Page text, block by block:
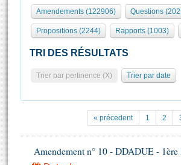
577 députés
Groupes politiques
Commissions et autres organes
Europe et International
Pétitions
Projets de loi
Organisation de l'Assemblée
Présidence Conférence des Présidents
Statistiques et chiffres clés
Documents de référence
( Constitution | Règlement de l'Assemblée
Visite virtuelle du palais Bourbon
Assister à une séance
La Bibliothèque
Contacts et plan d'accès
Amendements (122906) Questions
Propositions (2244) Rapports (1003)
TRI DES RÉSULTATS
Trier par pertinence (X) Trier par date
« précedent 1 2
Amendement n° 10 - DDADUE - 1ère